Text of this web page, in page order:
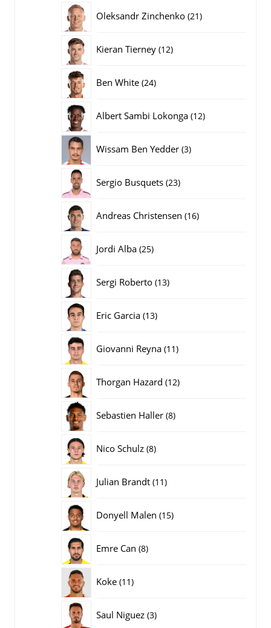
Oleksandr Zinchenko 2121
Kieran Tierney 1212
Ben White 2424
Albert Sambi Lokonga 1212
Wissam Ben Yedder 33
Sergio Busquets 2323
Andreas Christensen 1616
Jordi Alba 2525
Sergi Roberto 1313
Eric Garcia 1313
Giovanni Reyna 1111
Thorgan Hazard 1212
Sebastien Haller 88
Nico Schulz 88
Julian Brandt 1111
Donyell Malen 1515
Emre Can 88
Koke 1111
Saul Niguez 33